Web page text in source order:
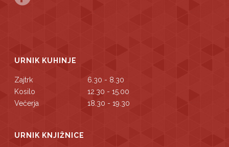
URNIK KUHINJE
Zajtrk
6.30 - 8.30
Kosilo
12.30 - 15.00
Večerja
18.30 - 19.30
URNIK KNJIŽNICE